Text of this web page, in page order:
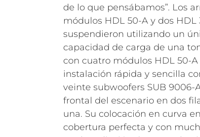
de lo que pensábamos”. Los
módulos HDL 50-A y dos HDL
suspendieron utilizando un
capacidad de carga de una
con cuatro módulos HDL 50-
instalación rápida y sencilla
veinte subwoofers SUB 9006-
frontal del escenario en dos
una. Su colocación en curva
cobertura perfecta y con